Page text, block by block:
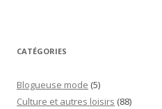
CATÉGORIES
Blogueuse mode (5)
Culture et autres loisirs (88)